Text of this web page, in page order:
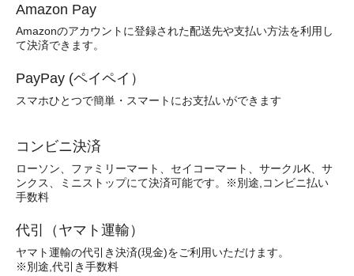
Amazon Pay
Amazonのアカウントに登録された配送先や支払い方法を利用し
て決済できます。
PayPay (ペイペイ）
スマホひとつで簡単・スマートにお支払いができます
コンビニ決済
ローソン、ファミリーマート、セイコーマート、サークルK、サ
ンクス、ミニストップにて決済可能です。※別途,コンビニ払い
手数料
代引（ヤマト運輸）
ヤマト運輸の代引き決済(現金)をご利用いただけます。
※別途,代引き手数料